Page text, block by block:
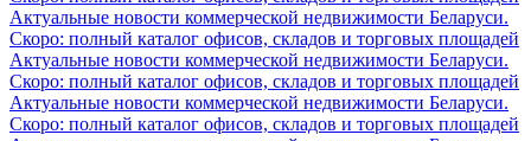
Актуальные новости коммерческой недвижимости Беларуси.
Скоро: полный каталог офисов, складов и торговых площадей
Актуальные новости коммерческой недвижимости Беларуси.
Скоро: полный каталог офисов, складов и торговых площадей
Актуальные новости коммерческой недвижимости Беларуси.
Скоро: полный каталог офисов, складов и торговых площадей